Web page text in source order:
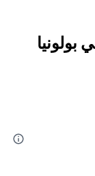
بولونيا